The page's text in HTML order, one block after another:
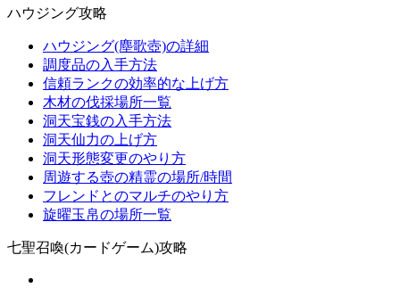
ハウジング攻略
ハウジング(塵歌壺)の詳細
調度品の入手方法
信頼ランクの効率的な上げ方
木材の伐採場所一覧
洞天宝銭の入手方法
洞天仙力の上げ方
洞天形態変更のやり方
周遊する壺の精霊の場所/時間
フレンドとのマルチのやり方
旋曜玉帛の場所一覧
七聖召喚(カードゲーム)攻略